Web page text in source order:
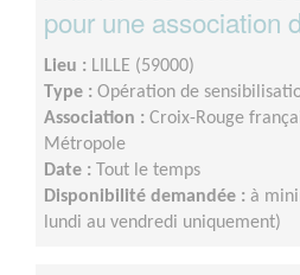
pour une association
Lieu : LILLE (59000)
Type : Opération de
Association : Croix-Rouge
Métropole
Date : Tout le temps
Disponibilité demandée : à
lundi au vendredi uniquement)